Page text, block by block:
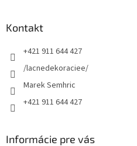
Kontakt
+421 911 644 427
/lacnedekoraciee/
Marek Semhric
+421 911 644 427
Informácie pre vás